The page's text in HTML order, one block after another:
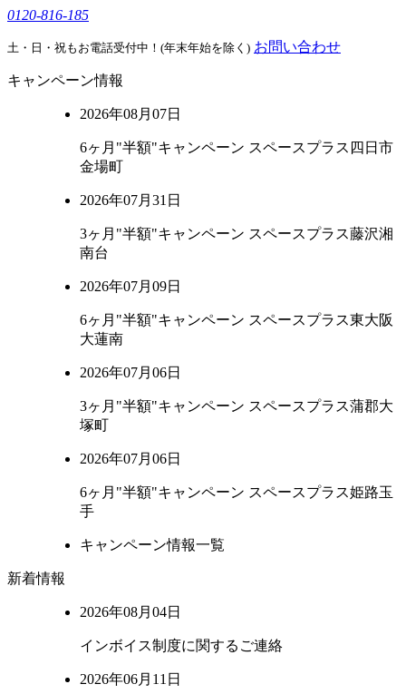
0120-816-185
土・日・祝もお電話受付中！(年末年始を除く) お問い合わせ
キャンペーン情報
2026年08月07日
6ヶ月"半額"キャンペーン スペースプラス四日市
金場町
2026年07月31日
3ヶ月"半額"キャンペーン スペースプラス藤沢湘
南台
2026年07月09日
6ヶ月"半額"キャンペーン スペースプラス東大阪
大蓮南
2026年07月06日
3ヶ月"半額"キャンペーン スペースプラス蒲郡大
塚町
2026年07月06日
6ヶ月"半額"キャンペーン スペースプラス姫路玉
手
キャンペーン情報一覧
新着情報
2026年08月04日
インボイス制度に関するご連絡
2026年06月11日